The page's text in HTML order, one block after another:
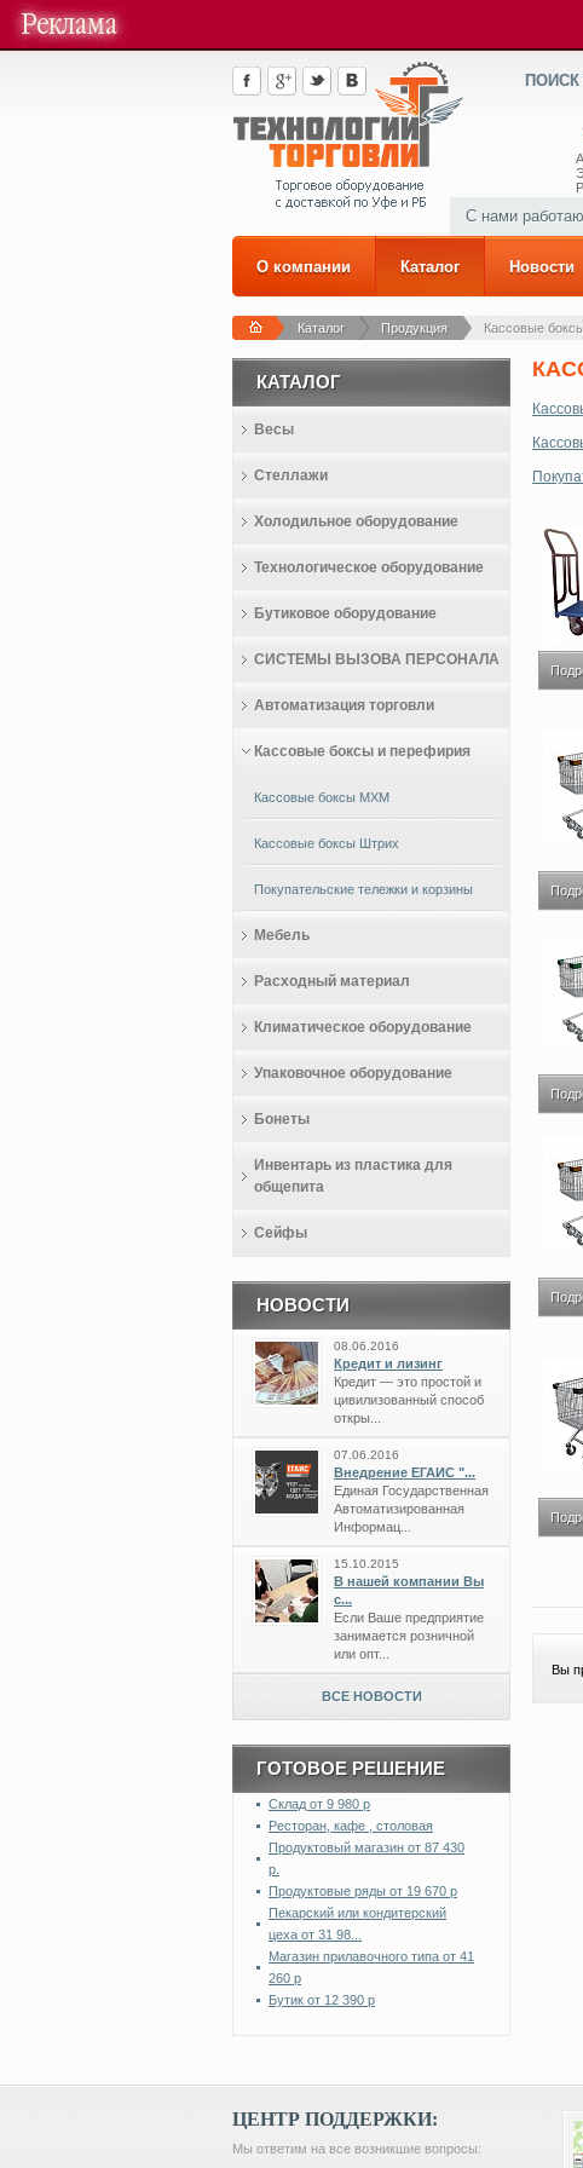
С нами
О компании Каталог Новости
Каталог Продукция Кассовые
Вы
КАТАЛОГ
Весы
Стеллажи
Холодильное оборудование
Технологическое оборудование
Бутиковое оборудование
СИСТЕМЫ ВЫЗОВА ПЕРСОНАЛА
Автоматизация торговли
Кассовые боксы и перефирия
Кассовые боксы МХМ
Кассовые боксы Штрих
Покупательские тележки и корзины
Мебель
Расходный материал
Климатическое оборудование
Упаковочное оборудование
Бонеты
Инвентарь из пластика для
общепита
Сейфы
НОВОСТИ
08.06.2016
Кредит и лизинг
Кредит — это простой и
цивилизованный способ
откры...
07.06.2016
Внедрение ЕГАИС "...
Единая Государственная
Автоматизированная
Информац...
15.10.2015
В нашей компании Вы
с...
Если Ваше предприятие
занимается розничной
или опт...
ВСЕ НОВОСТИ
ГОТОВОЕ РЕШЕНИЕ
Склад от 9 980 р
Ресторан, кафе , столовая
Продуктовый магазин от 87 430
р.
Продуктовые ряды от 19 670 р
Пекарский или кондитерский
цеха от 31 98...
Магазин прилавочного типа от 41
260 р
Бутик от 12 390 р
ЦЕНТР ПОДДЕРЖКИ:
Мы ответим на все возникшие вопросы: